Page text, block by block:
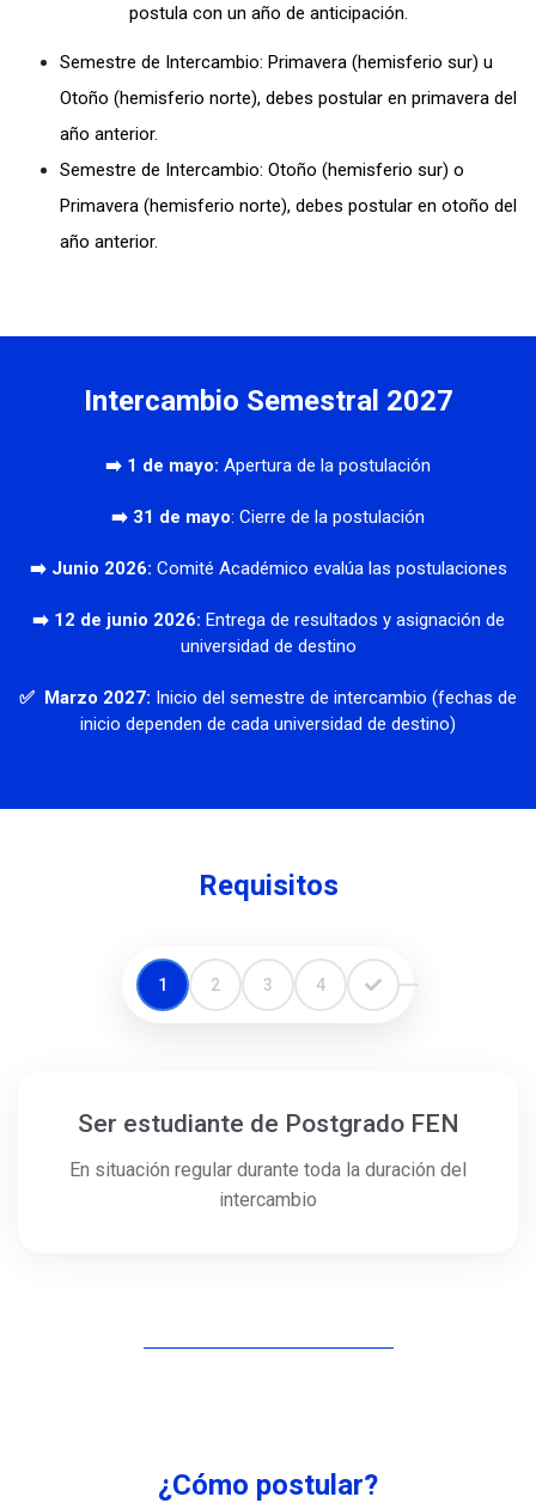
postula con un año de anticipación.
Semestre de Intercambio: Primavera (hemisferio sur) u
Otoño (hemisferio norte), debes postular en primavera del
año anterior.
Semestre de Intercambio: Otoño (hemisferio sur) o
Primavera (hemisferio norte), debes postular en otoño del
año anterior.
Intercambio Semestral 2027
➡️ 1 de mayo: Apertura de la postulación
➡️ 31 de mayo: Cierre de la postulación
➡️ Junio 2026: Comité Académico evalúa las postulaciones
➡️ 12 de junio 2026: Entrega de resultados y asignación de
universidad de destino
✅ Marzo 2027: Inicio del semestre de intercambio (fechas de
inicio dependen de cada universidad de destino)
Requisitos
1 2 3 4
Ser estudiante de Postgrado FEN
En situación regular durante toda la duración del
intercambio
¿Cómo postular?